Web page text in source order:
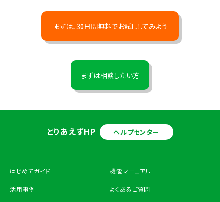
まずは、30日間無料でお試ししてみよう
まずは相談したい方
とりあえずHP ヘルプセンター
はじめてガイド
活用事例
機能マニュアル
よくあるご質問